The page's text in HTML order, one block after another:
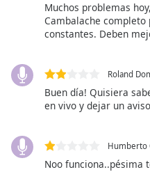
Fullscreen
This
modal
window.
Muchos problemas
Cambalache completo
constantes. Deben
Roland
Buen día! Quisiera
en vivo y dejar un
Humberto
Noo funciona..pésima